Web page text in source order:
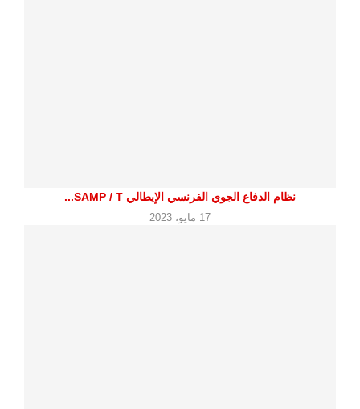
نظام الدفاع الجوي الفرنسي الإيطالي SAMP / T...
17 مايو، 2023